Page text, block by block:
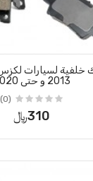
فحمات سيراميك خلفية لسيارات لكزس ES350 للموديلات من